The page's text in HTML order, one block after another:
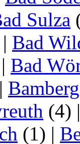
Sulza
| Bad
| Bad
| Bamberg
(4)
(1) |